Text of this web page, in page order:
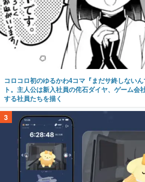
コロコロ初のゆるかわ4コマ『まだサ終しない
ト。主人公は新入社員の侘石ダイヤ、ゲーム会
する社員たちを描く
3